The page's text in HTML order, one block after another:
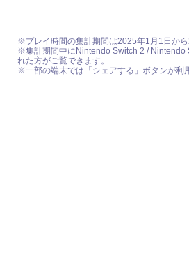
※プレイ時間の集計期間は2025年1月1日から
※集計期間中にNintendo Switch 2 / Nintendo
れた方がご覧できます。
※一部の端末では「シェアする」ボタンが利